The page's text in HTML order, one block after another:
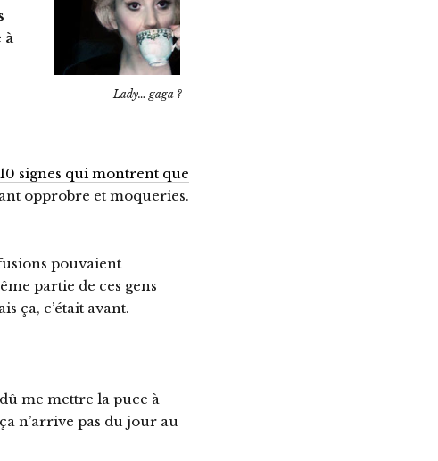
Lady… gaga ?
à
signes qui montrent que
opprobre et moqueries.
pouvaient
partie de ces gens
ça, c’était avant.
me mettre la puce à
n’arrive pas du jour au